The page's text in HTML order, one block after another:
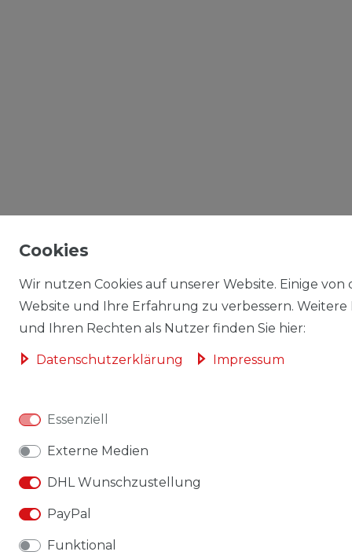
Cookies
Wir nutzen Cookies auf unserer Website. Einige
Website und Ihre Erfahrung zu verbessern.
und Ihren Rechten als Nutzer finden Sie hier:
Daten­schutz­erklärung Impressum
Essenziell
Externe Medien
DHL Wunschzustellung
PayPal
Funktional